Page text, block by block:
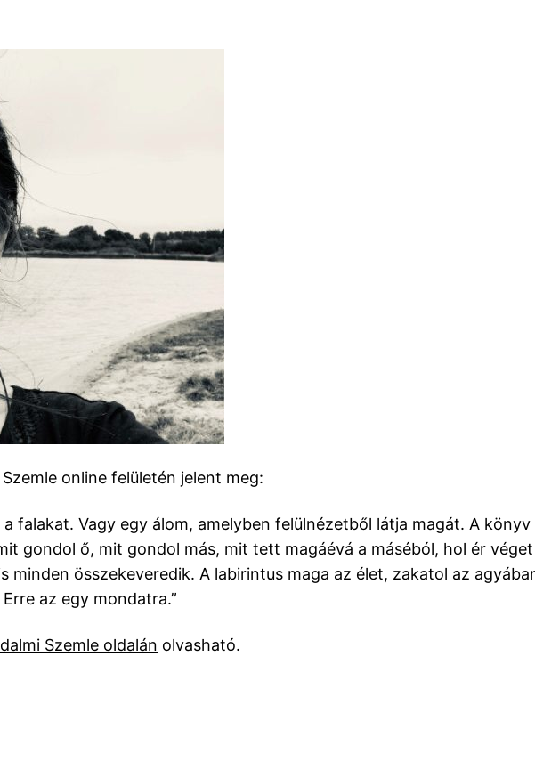
online felületén jelent meg:
falakat. Vagy egy álom, amelyben felülnézetből látja magát. A
gondol ő, mit gondol más, mit tett magáévá a máséból, hol ér véget
minden összekeveredik. A labirintus maga az élet, zakatol az
az egy mondatra.”
Szemle oldalán olvasható.